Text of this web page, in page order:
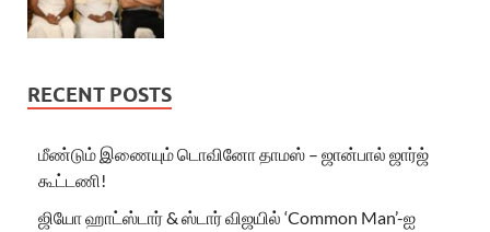
RECENT POSTS
மீண்டும் இணையும் டொவினோ தாமஸ் – ஜான்பால் ஜார்ஜ்
கூட்டணி!
ஜியோ ஹாட்ஸ்டார் & ஸ்டார் விஜயில் ‘Common Man’-ஐ